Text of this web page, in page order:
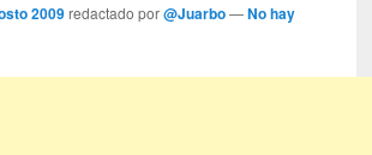
2009 redactado por@Juarbo —No hay